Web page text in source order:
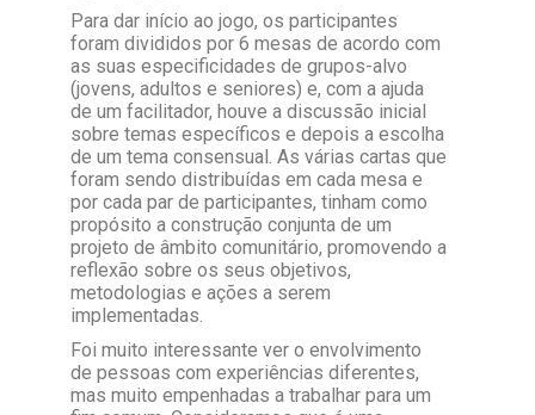
Para dar início ao jogo, os participantes
foram divididos por 6 mesas de acordo com
as suas especificidades de grupos-alvo
(jovens, adultos e seniores) e, com a ajuda
de um facilitador, houve a discussão inicial
sobre temas específicos e depois a escolha
de um tema consensual. As várias cartas que
foram sendo distribuídas em cada mesa e
por cada par de participantes, tinham como
propósito a construção conjunta de um
projeto de âmbito comunitário, promovendo a
reflexão sobre os seus objetivos,
metodologias e ações a serem
implementadas.
Foi muito interessante ver o envolvimento
de pessoas com experiências diferentes,
mas muito empenhadas a trabalhar para um